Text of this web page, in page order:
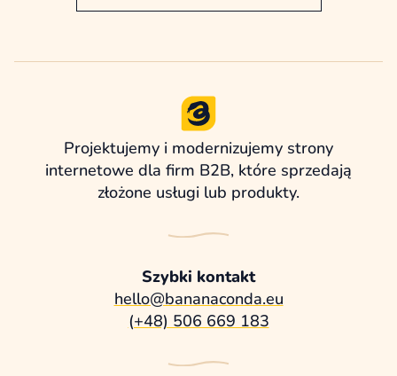
Projektujemy i modernizujemy strony
internetowe dla firm B2B, które sprzedają
złożone usługi lub produkty.
Szybki kontakt
hello@bananaconda.eu
(+48) 506 669 183